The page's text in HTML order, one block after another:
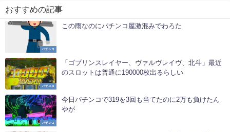
おすすめの記事
パチンコ
この雨なのにパチンコ屋激混みでわろた
パチスロ
「ゴブリンスレイヤー、ヴァルヴレイヴ、北斗」最近
のスロットは普通に190000枚出るらしい
パチンコ
今日パチンコで319を3回も当てたのに2万も負けたん
やが